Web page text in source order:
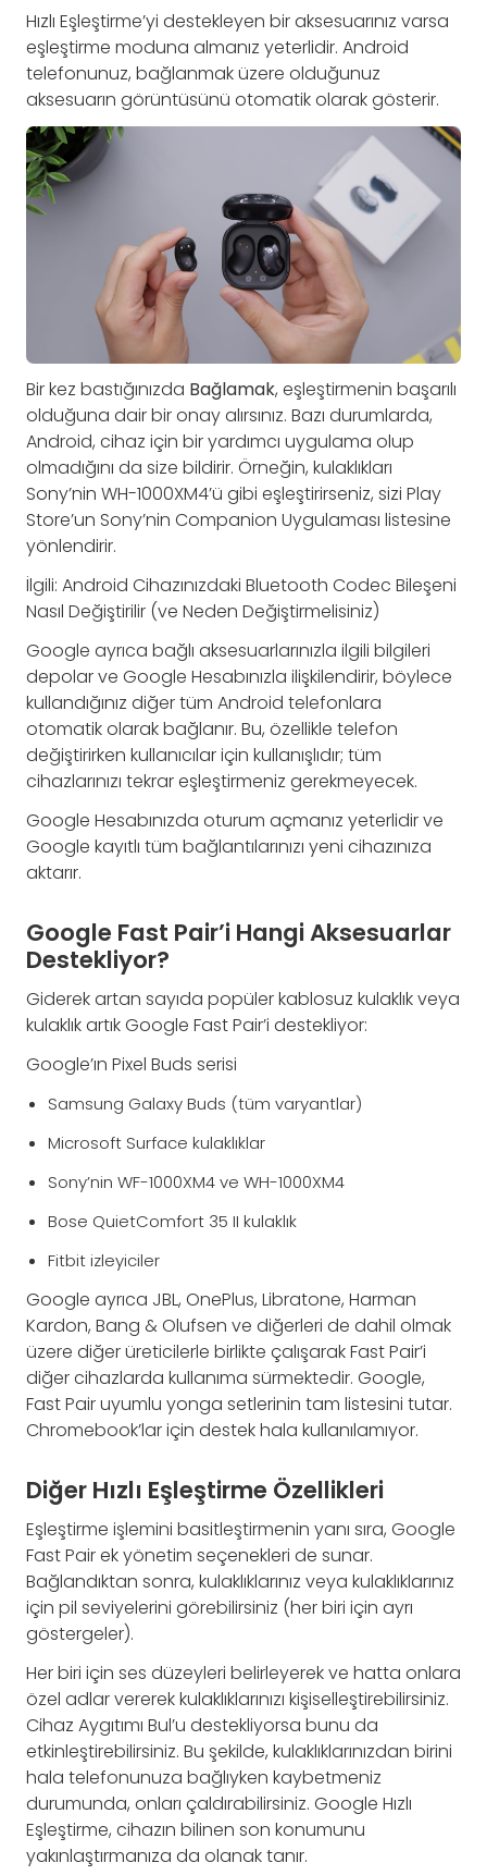
Hızlı Eşleştirme’yi destekleyen bir aksesuarınız varsa
eşleştirme moduna almanız yeterlidir. Android
telefonunuz, bağlanmak üzere olduğunuz
aksesuarın görüntüsünü otomatik olarak gösterir.
Bir kez bastığınızda Bağlamak, eşleştirmenin başarılı
olduğuna dair bir onay alırsınız. Bazı durumlarda,
Android, cihaz için bir yardımcı uygulama olup
olmadığını da size bildirir. Örneğin, kulaklıkları
Sony’nin WH-1000XM4’ü gibi eşleştirirseniz, sizi Play
Store’un Sony’nin Companion Uygulaması listesine
yönlendirir.
İlgili: Android Cihazınızdaki Bluetooth Codec Bileşeni
Nasıl Değiştirilir (ve Neden Değiştirmelisiniz)
Google ayrıca bağlı aksesuarlarınızla ilgili bilgileri
depolar ve Google Hesabınızla ilişkilendirir, böylece
kullandığınız diğer tüm Android telefonlara
otomatik olarak bağlanır. Bu, özellikle telefon
değiştirirken kullanıcılar için kullanışlıdır; tüm
cihazlarınızı tekrar eşleştirmeniz gerekmeyecek.
Google Hesabınızda oturum açmanız yeterlidir ve
Google kayıtlı tüm bağlantılarınızı yeni cihazınıza
aktarır.
Google Fast Pair’i Hangi Aksesuarlar
Destekliyor?
Giderek artan sayıda popüler kablosuz kulaklık veya
kulaklık artık Google Fast Pair’i destekliyor:
Google’ın Pixel Buds serisi
Samsung Galaxy Buds (tüm varyantlar)
Microsoft Surface kulaklıklar
Sony’nin WF-1000XM4 ve WH-1000XM4
Bose QuietComfort 35 II kulaklık
Fitbit izleyiciler
Google ayrıca JBL, OnePlus, Libratone, Harman
Kardon, Bang & Olufsen ve diğerleri de dahil olmak
üzere diğer üreticilerle birlikte çalışarak Fast Pair’i
diğer cihazlarda kullanıma sürmektedir. Google,
Fast Pair uyumlu yonga setlerinin tam listesini tutar.
Chromebook’lar için destek hala kullanılamıyor.
Diğer Hızlı Eşleştirme Özellikleri
Eşleştirme işlemini basitleştirmenin yanı sıra, Google
Fast Pair ek yönetim seçenekleri de sunar.
Bağlandıktan sonra, kulaklıklarınız veya kulaklıklarınız
için pil seviyelerini görebilirsiniz (her biri için ayrı
göstergeler).
Her biri için ses düzeyleri belirleyerek ve hatta onlara
özel adlar vererek kulaklıklarınızı kişiselleştirebilirsiniz.
Cihaz Aygıtımı Bul’u destekliyorsa bunu da
etkinleştirebilirsiniz. Bu şekilde, kulaklıklarınızdan birini
hala telefonunuza bağlıyken kaybetmeniz
durumunda, onları çaldırabilirsiniz. Google Hızlı
Eşleştirme, cihazın bilinen son konumunu
yakınlaştırmanıza da olanak tanır.